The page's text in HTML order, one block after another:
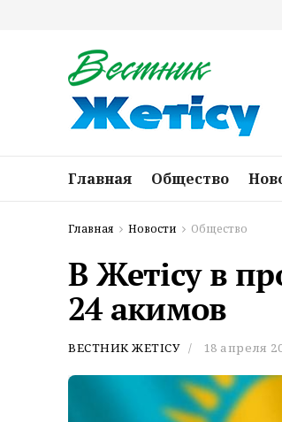
Главная Общество
Главная Новости Общество
В Жетісу в
24 акимов
ВЕСТНИК ЖЕТІСУ 18 апреля